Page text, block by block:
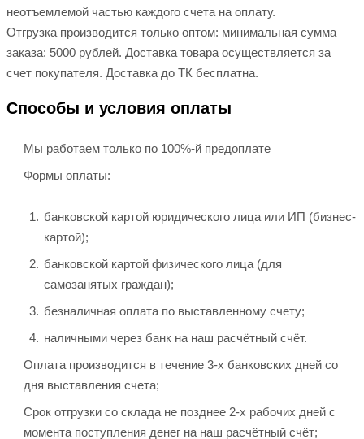
неотъемлемой частью каждого счета на оплату.
Отгрузка производится только оптом: минимальная сумма
заказа: 5000 рублей. Доставка товара осуществляется за
счет покупателя. Доставка до ТК бесплатна.
Способы и условия оплаты
Мы работаем только по 100%-й предоплате
Формы оплаты:
банковской картой юридического лица или ИП (бизнес-
картой);
банковской картой физического лица (для
самозанятых граждан);
безналичная оплата по выставленному счету;
наличными через банк на наш расчётный счёт.
Оплата производится в течение 3-х банковских дней со
дня выставления счета;
Срок отгрузки со склада не позднее 2-х рабочих дней с
момента поступления денег на наш расчётный счёт;